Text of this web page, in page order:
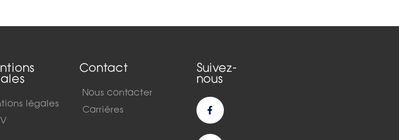
légales
Contact
Nous contacter
Carrières
Suivez-
nous